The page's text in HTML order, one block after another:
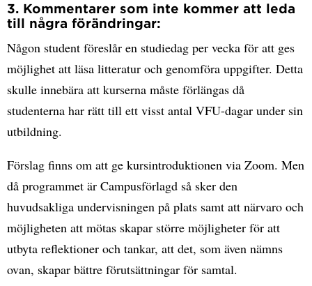
3. Kommentarer som inte kommer att leda
till några förändringar:
Någon student föreslår en studiedag per vecka för att ges
möjlighet att läsa litteratur och genomföra uppgifter. Detta
skulle innebära att kurserna måste förlängas då
studenterna har rätt till ett visst antal VFU-dagar under sin
utbildning.
Förslag finns om att ge kursintroduktionen via Zoom. Men
då programmet är Campusförlagd så sker den
huvudsakliga undervisningen på plats samt att närvaro och
möjligheten att mötas skapar större möjligheter för att
utbyta reflektioner och tankar, att det, som även nämns
ovan, skapar bättre förutsättningar för samtal.